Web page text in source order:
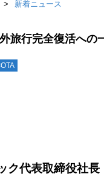
新着ニュース
旅行完全復活への
ク代表取締役社